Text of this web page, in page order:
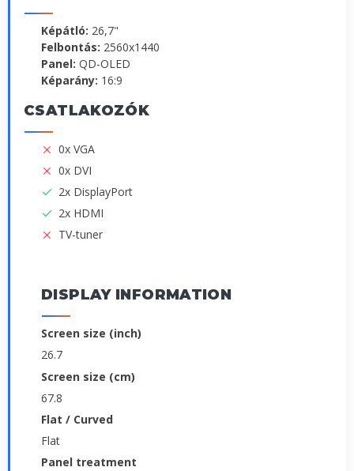
Képátló: 26,7"
Felbontás: 2560x1440
Panel: QD-OLED
Képarány: 16:9
CSATLAKOZÓK
0x VGA
0x DVI
2x DisplayPort
2x HDMI
TV-tuner
DISPLAY INFORMATION
Screen size (inch)
26.7
Screen size (cm)
67.8
Flat / Curved
Flat
Panel treatment